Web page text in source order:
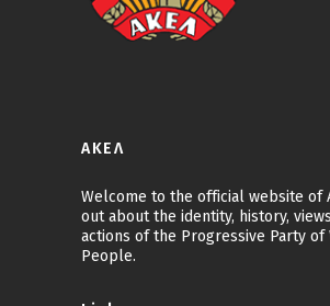
ΑΚΕΛ
Welcome to the official website of
out about the identity, history,
actions of the Progressive Party of
People.